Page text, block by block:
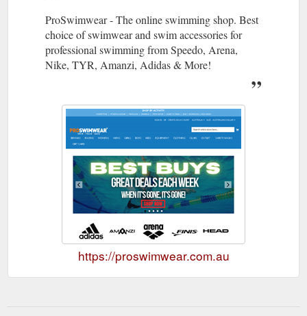
ProSwimwear - The online swimming shop. Best
choice of swimwear and swim accessories for
professional swimming from Speedo, Arena,
Nike, TYR, Amanzi, Adidas & More!
https://proswimwear.com.au